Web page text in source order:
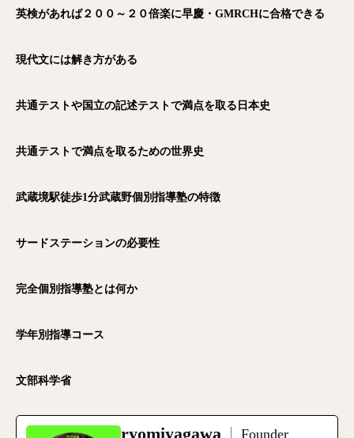
英検があれば２００～２０倍楽に早慶・GMRCHに合格できる
現代文には解き方がある
共通テストや国立の記述テストで満点を取る日本史
共通テストで満点を取るための世界史
武蔵境駅徒歩1分武蔵野個別指導塾の特徴
サードステーションの必要性
完全個別指導塾とは何か
学年別指導コース
文部科学省
ryomiyagawa
Founder